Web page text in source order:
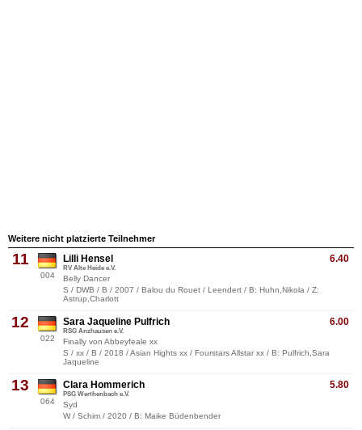
Weitere nicht platzierte Teilnehmer
11
004
6.40
Lilli Hensel
RV Alte Heide e.V.
Belly Dancer
S / DWB / B / 2007 / Balou du Rouet / Leendert / B: Huhn,Nikola / Z:
Astrup,Charlott
12
022
6.00
Sara Jaqueline Pulfrich
RSG Anzhausen e.V.
Finally von Abbeyfeale xx
S / xx / B / 2018 / Asian Hights xx / Fourstars Allstar xx / B: Pulfrich,Sara
Jaqueline
13
064
5.80
Clara Hommerich
PSG Werthenbach e.V.
Syd
W / Schim / 2020 / B: Maike Büdenbender